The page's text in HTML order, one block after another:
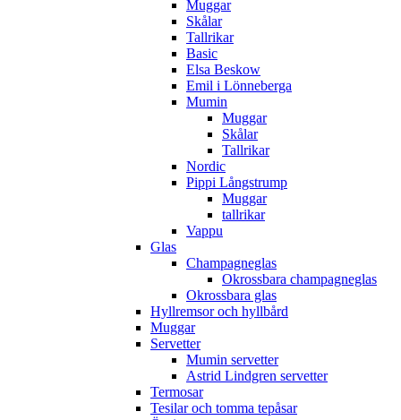
Muggar
Skålar
Tallrikar
Basic
Elsa Beskow
Emil i Lönneberga
Mumin
Muggar
Skålar
Tallrikar
Nordic
Pippi Långstrump
Muggar
tallrikar
Vappu
Glas
Champagneglas
Okrossbara champagneglas
Okrossbara glas
Hyllremsor och hyllbård
Muggar
Servetter
Mumin servetter
Astrid Lindgren servetter
Termosar
Tesilar och tomma tepåsar